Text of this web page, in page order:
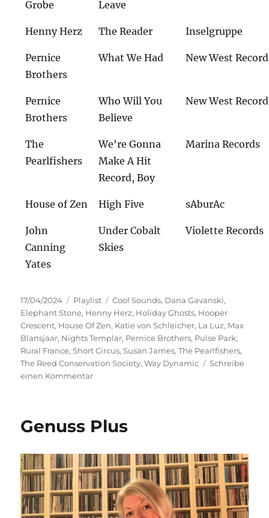
Grobe
Leave
Henny Herz The Reader Inselgruppe
Pernice
Brothers
What We Had New West
Pernice
Brothers
Who Will You
Believe
New West
The
Pearlfishers
We're Gonna
Make A Hit
Record, Boy
Marina Records
House of Zen High Five sAburAc
John
Canning
Yates
Under Cobalt
Skies
Violette Records
Veröffentlicht
am
17/04/2024 Kategorien
Playlist Schlagwörter
Cool Sounds, Dana Gavanski,
Elephant Stone, Henny Herz, Holiday Ghosts, Hooper
Crescent, House Of Zen, Katie von Schleicher, La Luz, Max
Blansjaar, Nights Templar, Pernice Brothers, Pulse Park,
Rural France,Short Circus,Susan James,The Pearlfishers,
The Reed Conservation Society,Way Dynamic
Schreibe
einen Kommentarzu
Genuss Plus